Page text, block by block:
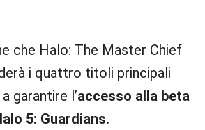
che Halo: The Master Chief
i quattro titoli principali
garantire l’accesso alla beta
5: Guardians.